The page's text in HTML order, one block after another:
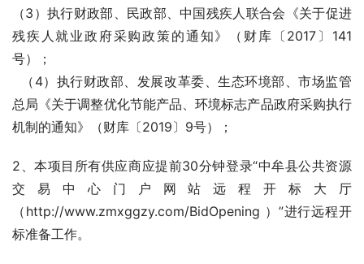
（3）执行财政部、民政部、中国残疾人联合会《关于促进
残疾人就业政府采购政策的通知》（财库〔2017〕141
号）；
（4）执行财政部、发展改革委、生态环境部、市场监管
总局《关于调整优化节能产品、环境标志产品政府采购执行
机制的通知》（财库〔2019〕9号）；
2、本项目所有供应商应提前30分钟登录“中牟县公共资源
交易中心门户网站远程开标大厅
（http://www.zmxggzy.com/BidOpening ）”进行远程开
标准备工作。